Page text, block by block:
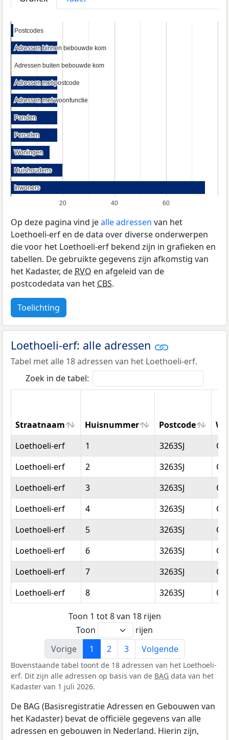
20 40 60
Postcodes
Postcodes
Adressen binnen bebouwde kom
Adressen binnen bebouwde kom
Adressen buiten bebouwde kom
Adressen buiten bebouwde kom
Adressen met postcode
Adressen met postcode
Adressen met woonfunctie
Adressen met woonfunctie
Panden
Panden
Percelen
Percelen
Woningen
Woningen
Huishoudens
Huishoudens
Inwoners
Inwoners
Op deze pagina vind jealle adressen van het
Loethoeli-erf en de data over diverse onderwerpen
die voor het Loethoeli-erf bekend zijn in grafieken en
tabellen. De gebruikte gegevens zijn afkomstig van
het Kadaster, deRVO en afgeleid van de
postcodedata van hetCBS.
Toelichting
Loethoeli-erf: alle adressen
Tabel met alle 18 adressen van het Loethoeli-erf.
Zoek in de tabel:
Straatnaam Huisnummer Postcode
Straatnaam
Huisnummer Postcode
Loethoeli-erf 1 3263SJ
Loethoeli-erf
2 3263SJ
Loethoeli-erf
3 3263SJ
Loethoeli-erf
4 3263SJ
Loethoeli-erf
5 3263SJ
Loethoeli-erf
6 3263SJ
Loethoeli-erf
7 3263SJ
Loethoeli-erf
8 3263SJ
Toon 1 tot 8 van 18 rijen
Toon
rijen
Vorige
1 2 3 Volgende
Bovenstaande tabel toont de 18 adressen van het Loethoeli-
erf. Dit zijn alle adressen op basis van de BAG data van het
Kadaster van 1 juli 2026.
De BAG (Basisregistratie Adressen en Gebouwen van
het Kadaster) bevat de officiële gegevens van alle
adressen en gebouwen in Nederland. Hierin zijn,